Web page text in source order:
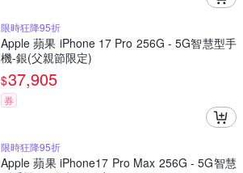
限時狂降95折
Apple 蘋果 iPhone 17 Pro 256G - 5G智慧型手
機-銀(父親節限定)
$37,905
券
限時狂降95折
Apple 蘋果 iPhone17 Pro Max 256G - 5G智慧